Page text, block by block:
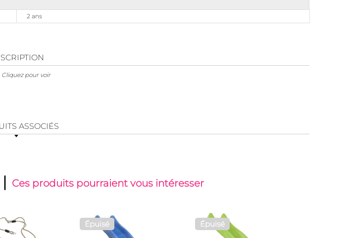
2 ans
Cliquez pour voir
ASSOCIÉS
| Ces produits pourraient vous intéresser
Épuisé Épuisé